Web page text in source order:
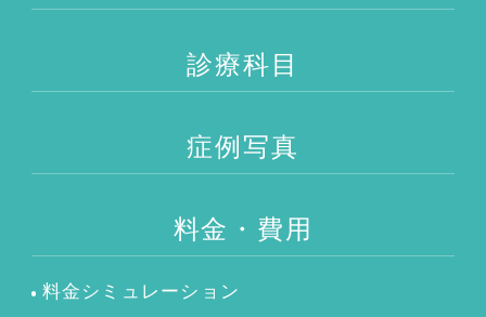
診療科目
症例写真
料金・費用
料金シミュレーション